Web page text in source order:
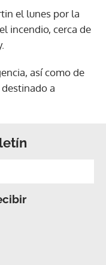
el lunes por la
incendio, cerca de
así como de
a